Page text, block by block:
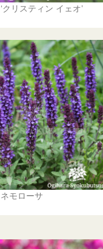
クリスティン イェオ’
モローサ